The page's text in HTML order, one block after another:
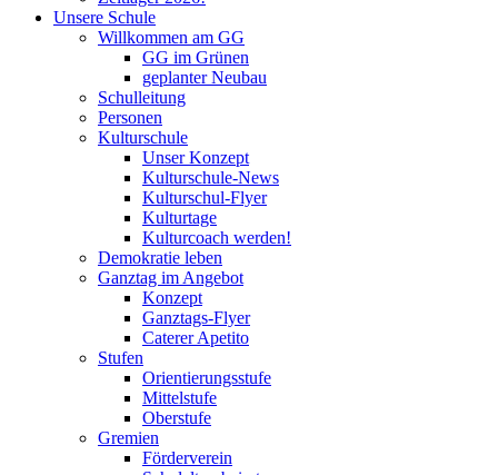
Unsere Schule
Willkommen am GG
GG im Grünen
geplanter Neubau
Schulleitung
Personen
Kulturschule
Unser Konzept
Kulturschule-News
Kulturschul-Flyer
Kulturtage
Kulturcoach werden!
Demokratie leben
Ganztag im Angebot
Konzept
Ganztags-Flyer
Caterer Apetito
Stufen
Orientierungsstufe
Mittelstufe
Oberstufe
Gremien
Förderverein